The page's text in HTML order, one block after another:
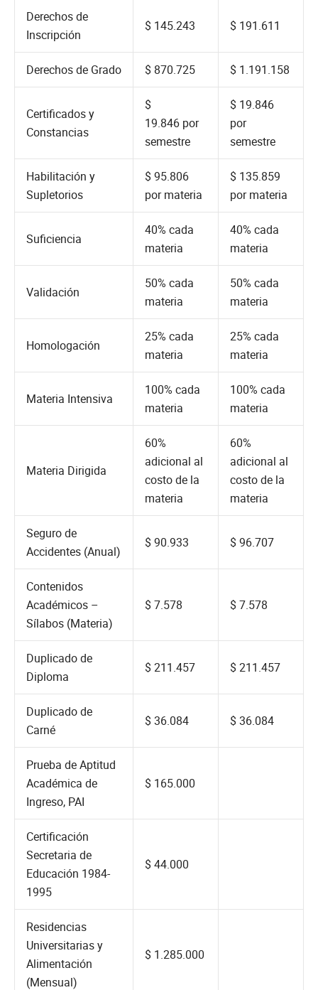
Derechos de
Inscripción
$ 145.243 $ 191.611
Derechos de Grado $ 870.725 $ 1.191.158
Certificados y
Constancias
$
19.846 por
semestre
$ 19.846
por
semestre
Habilitación y
Supletorios
$ 95.806
por materia
$ 135.859
por materia
Suficiencia
40% cada
materia
40% cada
materia
Validación
50% cada
materia
50% cada
materia
Homologación
25% cada
materia
25% cada
materia
Materia Intensiva
100% cada
materia
100% cada
materia
Materia Dirigida
60%
adicional al
costo de la
materia
60%
adicional al
costo de la
materia
Seguro de
Accidentes (Anual)
$ 90.933 $ 96.707
Contenidos
Académicos –
Sílabos (Materia)
$ 7.578 $ 7.578
Duplicado de
Diploma
$ 211.457 $ 211.457
Duplicado de
Carné
$ 36.084 $ 36.084
Prueba de Aptitud
Académica de
Ingreso, PAI
$ 165.000
Certificación
Secretaria de
Educación 1984-
1995
$ 44.000
Residencias
Universitarias y
Alimentación
(Mensual)
$ 1.285.000